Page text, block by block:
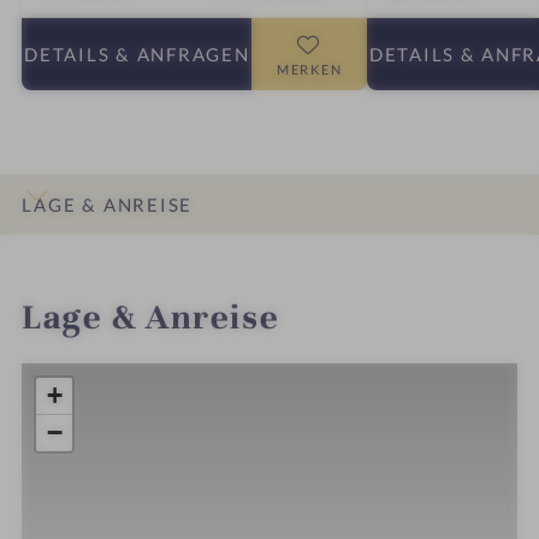
DETAILS & ANFRAGEN
MERKEN
DETAILS &
LAGE & ANREISE
Lage & Anreise
+
−